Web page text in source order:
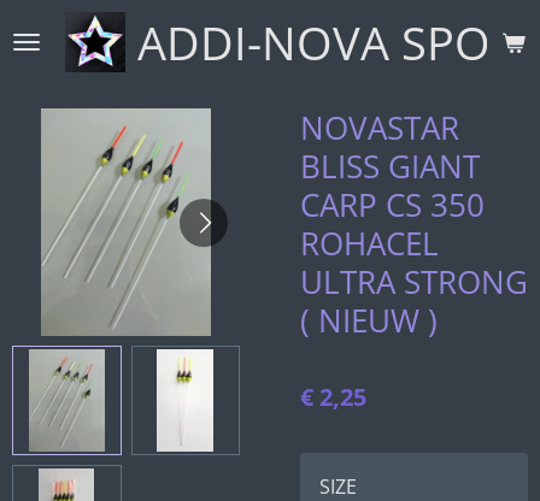
direct
hoofdinhoud
ADDI-NOVA
NOVASTAR
BLISS GIANT
CARP CS 350
ROHACEL
ULTRA STRONG
( NIEUW )
€ 2,25
SIZE